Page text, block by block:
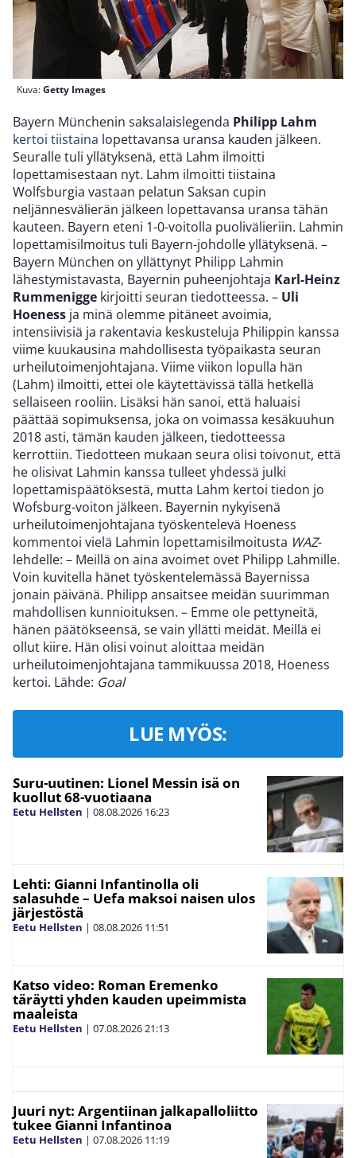
Kuva:Getty Images
Bayern Münchenin saksalaislegenda Philipp Lahm
kertoi tiistaina lopettavansa uransa kauden jälkeen.
Seuralle tuli yllätyksenä, että Lahm ilmoitti
lopettamisestaan nyt. Lahm ilmoitti tiistaina
Wolfsburgia vastaan pelatun Saksan cupin
neljännesvälierän jälkeen lopettavansa uransa tähän
kauteen. Bayern eteni 1-0-voitolla puolivälieriin. Lahmin
lopettamisilmoitus tuli Bayern-johdolle yllätyksenä. –
Bayern München on yllättynyt Philipp Lahmin
lähestymistavasta, Bayernin puheenjohtaja Karl-Heinz
Rummenigge kirjoitti seuran tiedotteessa. – Uli
Hoeness ja minä olemme pitäneet avoimia,
intensiivisiä ja rakentavia keskusteluja Philippin kanssa
viime kuukausina mahdollisesta työpaikasta seuran
urheilutoimenjohtajana. Viime viikon lopulla hän
(Lahm) ilmoitti, ettei ole käytettävissä tällä hetkellä
sellaiseen rooliin. Lisäksi hän sanoi, että haluaisi
päättää sopimuksensa, joka on voimassa kesäkuuhun
2018 asti, tämän kauden jälkeen, tiedotteessa
kerrottiin. Tiedotteen mukaan seura olisi toivonut, että
he olisivat Lahmin kanssa tulleet yhdessä julki
lopettamispäätöksestä, mutta Lahm kertoi tiedon jo
Wofsburg-voiton jälkeen. Bayernin nykyisenä
urheilutoimenjohtajana työskentelevä Hoeness
kommentoi vielä Lahmin lopettamisilmoitusta WAZ-
lehdelle: – Meillä on aina avoimet ovet Philipp Lahmille.
Voin kuvitella hänet työskentelemässä Bayernissa
jonain päivänä. Philipp ansaitsee meidän suurimman
mahdollisen kunnioituksen. – Emme ole pettyneitä,
hänen päätökseensä, se vain yllätti meidät. Meillä ei
ollut kiire. Hän olisi voinut aloittaa meidän
urheilutoimenjohtajana tammikuussa 2018, Hoeness
kertoi. Lähde: Goal
LUE MYÖS:
Suru-uutinen: Lionel Messin isä on
kuollut 68-vuotiaana
Eetu Hellsten | 08.08.2026 16:23
Lehti: Gianni Infantinolla oli
salasuhde – Uefa maksoi naisen ulos
järjestöstä
Eetu Hellsten | 08.08.2026 11:51
Katso video: Roman Eremenko
täräytti yhden kauden upeimmista
maaleista
Eetu Hellsten | 07.08.202621:13
Juuri nyt: Argentiinan jalkapalloliitto
tukee Gianni Infantinoa
Eetu Hellsten | 07.08.2026 11:19